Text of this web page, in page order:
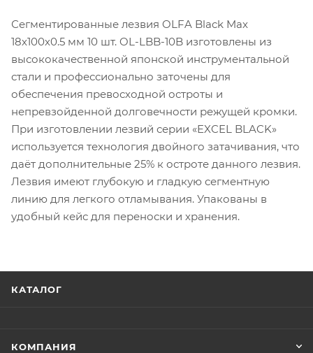
Сегментированные лезвия OLFA Black Max
18х100х0.5 мм 10 шт. OL-LBB-10B изготовлены из
высококачественной японской инструментальной
стали и профессионально заточены для
обеспечения превосходной остроты и
непревзойденной долговечности режущей кромки.
При изготовлении лезвий серии «EXCEL BLACK»
используется технология двойного затачивания, что
даёт дополнительные 25% к остроте данного лезвия.
Лезвия имеют глубокую и гладкую сегментную
линию для легкого отламывания. Упакованы в
удобный кейс для переноски и хранения.
КАТАЛОГ
КОМПАНИЯ